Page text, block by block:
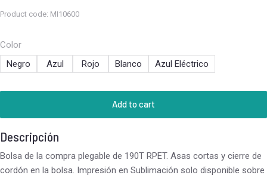
Product code: MI10600
Color
Negro
Azul Rojo Blanco Azul Eléctrico
Add to cart
Descripción
Bolsa de la compra plegable de 190T RPET. Asas cortas y cierre de
cordón en la bolsa. Impresión en Sublimación solo disponible sobre